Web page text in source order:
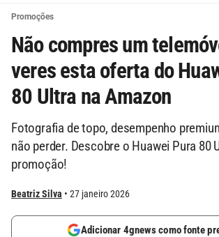
Promoções
Não compres um
veres esta oferta do
80 Ultra na Amazon
Fotografia de topo, desempenho
não perder. Descobre o Huawei Pura 80
promoção!
Beatriz Silva 27 janeiro 2026
Adicionar 4gnews como fonte